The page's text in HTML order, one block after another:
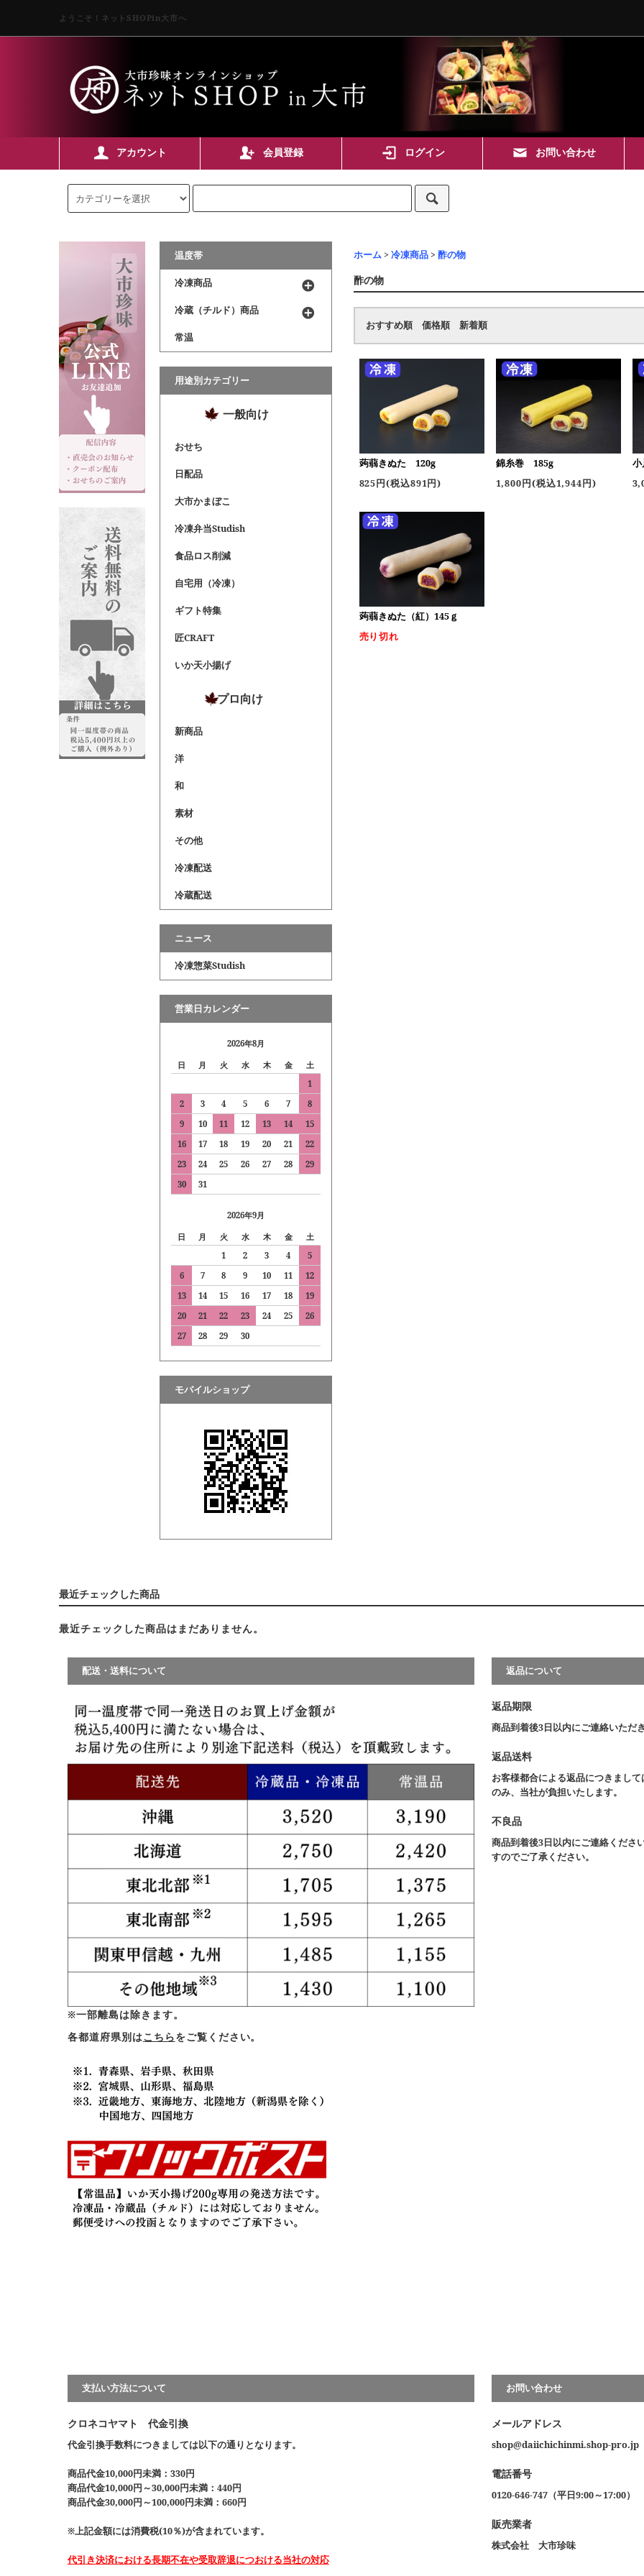
ようこそ！ネットSHOPin大市へ
アカウント 会員登録 ログイン お問い合わせ
ホーム>冷凍商品>酢の物
酢の物
おすすめ順 価格順 新着順
蒟蒻きぬた 120g
825円(税込891円)
錦糸巻 185g
1,800円(税込1,944円)
蒟蒻きぬた（紅）145ｇ
売り切れ
温度帯
冷凍商品
冷蔵（チルド）商品
常温
用途別カテゴリー
一般向け
おせち
日配品
大市かまぼこ
冷凍弁当Studish
食品ロス削減
自宅用（冷凍）
ギフト特集
匠CRAFT
いか天小揚げ
プロ向け
新商品
洋
和
素材
その他
冷凍配送
冷蔵配送
ニュース
冷凍惣菜Studish
営業日カレンダー
2026年8月
日
月 火 水 木 金
土
1
2
3 4 5 6 7
8
9
10 11 12 13 14
15
16
17 18 19 20 21
22
23
24 25 26 27 28
29
30
31
2026年9月
日
月 火 水 木 金
土
1
2 3 4
5
6
7 8 9 10 11
12
13
14 15 16 17 18
19
20
21 22 23 24 25
26
27
28 29 30
モバイルショップ
最近チェックした商品
最近チェックした商品はまだありません。
配送・送料について
※一部離島は除きます。
各都道府県別はこちらをご覧ください。
返品について
返品期限
商品到着後3日以内にご連絡いただ
返品送料
お客様都合による返品につきまし
のみ、当社が負担いたします。
不良品
商品到着後3日以内にご連絡くださ
すのでご了承ください。
支払い方法について
クロネコヤマト 代金引換
代金引換手数料につきましては以下の通りとなります。
商品代金10,000円未満：330円
商品代金10,000円～30,000円未満：440円
商品代金30,000円～100,000円未満：660円
※上記金額には消費税(10％)が含まれています。
代引き決済における長期不在や受取辞退につおける当社の対応
お問い合わせ
メールアドレス
shop@daiichichinmi.shop-pro.jp
電話番号
0120-646-747（平日9:00～17:00）
販売業者
株式会社 大市珍味